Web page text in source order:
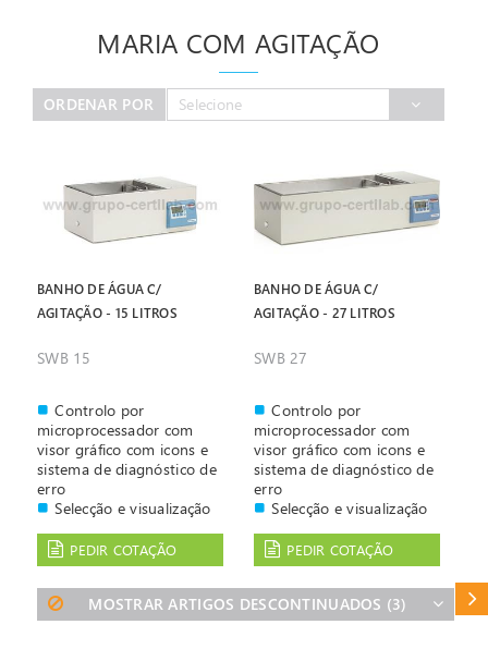
MARIA COM AGITAÇÃO
ORDENAR POR Selecione
BANHO DE ÁGUA C/
AGITAÇÃO - 15 LITROS
SWB 15
Controlo por
microprocessador com
visor gráfico com icons e
sistema de diagnóstico de
erro
Selecção e visualização
Possibilidade de
programar até 4
temperaturas diferentes.
Temporizador para
optimizar a operação que
PEDIR COTAÇÃO
BANHO DE ÁGUA C/
AGITAÇÃO - 27 LITROS
SWB 27
Controlo por
microprocessador com
visor gráfico com icons e
sistema de diagnóstico de
erro
Selecção e visualização
Possibilidade de
programar até 4
temperaturas diferentes.
Temporizador para
optimizar a operação que
PEDIR COTAÇÃO
MOSTRAR ARTIGOS DESCONTINUADOS (3)